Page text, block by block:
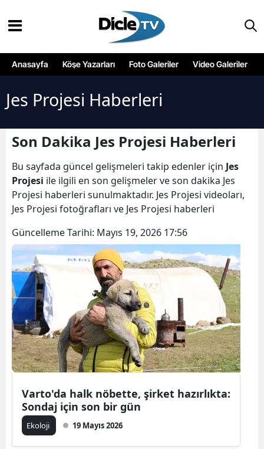
Anasayfa Köşe Yazarları Foto Galeriler Video Galeriler
Jes Projesi Haberleri
Son Dakika Jes Projesi Haberleri
Bu sayfada güncel gelişmeleri takip edenler için Jes
Projesi ile ilgili en son gelişmeler ve son dakika Jes
Projesi haberleri sunulmaktadır. Jes Projesi videoları,
Jes Projesi fotoğrafları ve Jes Projesi haberleri
Güncelleme Tarihi: Mayıs 19, 2026 17:56
Varto'da halk nöbette, şirket hazırlıkta:
Sondaj için son bir gün
Ekoloji 19 Mayıs 2026